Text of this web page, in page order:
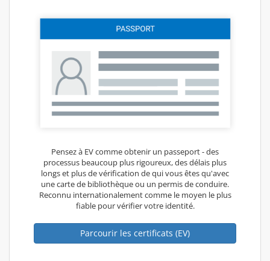
Pensez à EV comme obtenir un passeport - des
processus beaucoup plus rigoureux, des délais plus
longs et plus de vérification de qui vous êtes qu'avec
une carte de bibliothèque ou un permis de conduire.
Reconnu internationalement comme le moyen le plus
fiable pour vérifier votre identité.
Parcourir les certificats (EV)